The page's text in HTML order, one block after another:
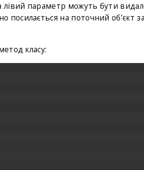
лівий параметр можуть бути
посилається на поточний об’єкт за
класу: